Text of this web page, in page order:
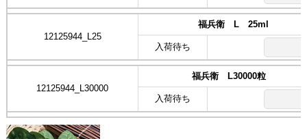
12125944_L25
福兵衛 L 25ml
入荷待ち
12125944_L30000
福兵衛 L30000粒
入荷待ち